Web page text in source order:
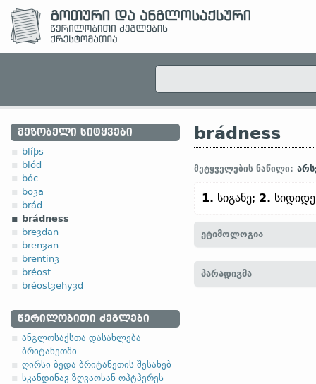
ᲛᲔᲖᲝᲑᲔᲚᲘ ᲡᲘᲢᲧᲕᲔᲑᲘ
blíþs
blód
bóc
boȝa
brád
brádness
breȝdan
brenȝan
brentinȝ
bréost
bréostȝehyȝd
ᲬᲔᲠᲘᲚᲝᲑᲘᲗᲘ ᲫᲔᲒᲚᲔᲑᲘ
ანგლოსაქსთა დასახლება
ბრიტანეთში
ღირსი ბედა ბრიტანეთის შესახებ
სკანდინავ ზღვაოსან ოჰტჰერეს
brádness
მეტყველების ნაწილი:
1. სიგანე; 2.
ეტიმოლოგია
პარადიგმა